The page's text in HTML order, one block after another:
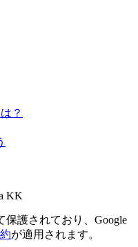
？
KK
保護されており、Google
が適用されます。